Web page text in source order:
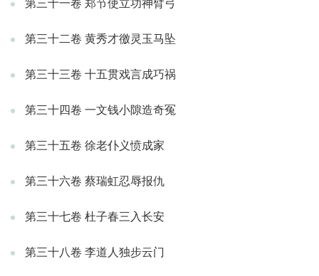
第三十一卷 郑节使立功神臂弓
第三十二卷 黄秀才徼灵玉马坠
第三十三卷 十五贯戏言成巧祸
第三十四卷 一文钱小隙造奇冤
第三十五卷 徐老仆义愤成家
第三十六卷 蔡瑞虹忍辱报仇
第三十七卷 杜子春三入长安
第三十八卷 李道人独步云门